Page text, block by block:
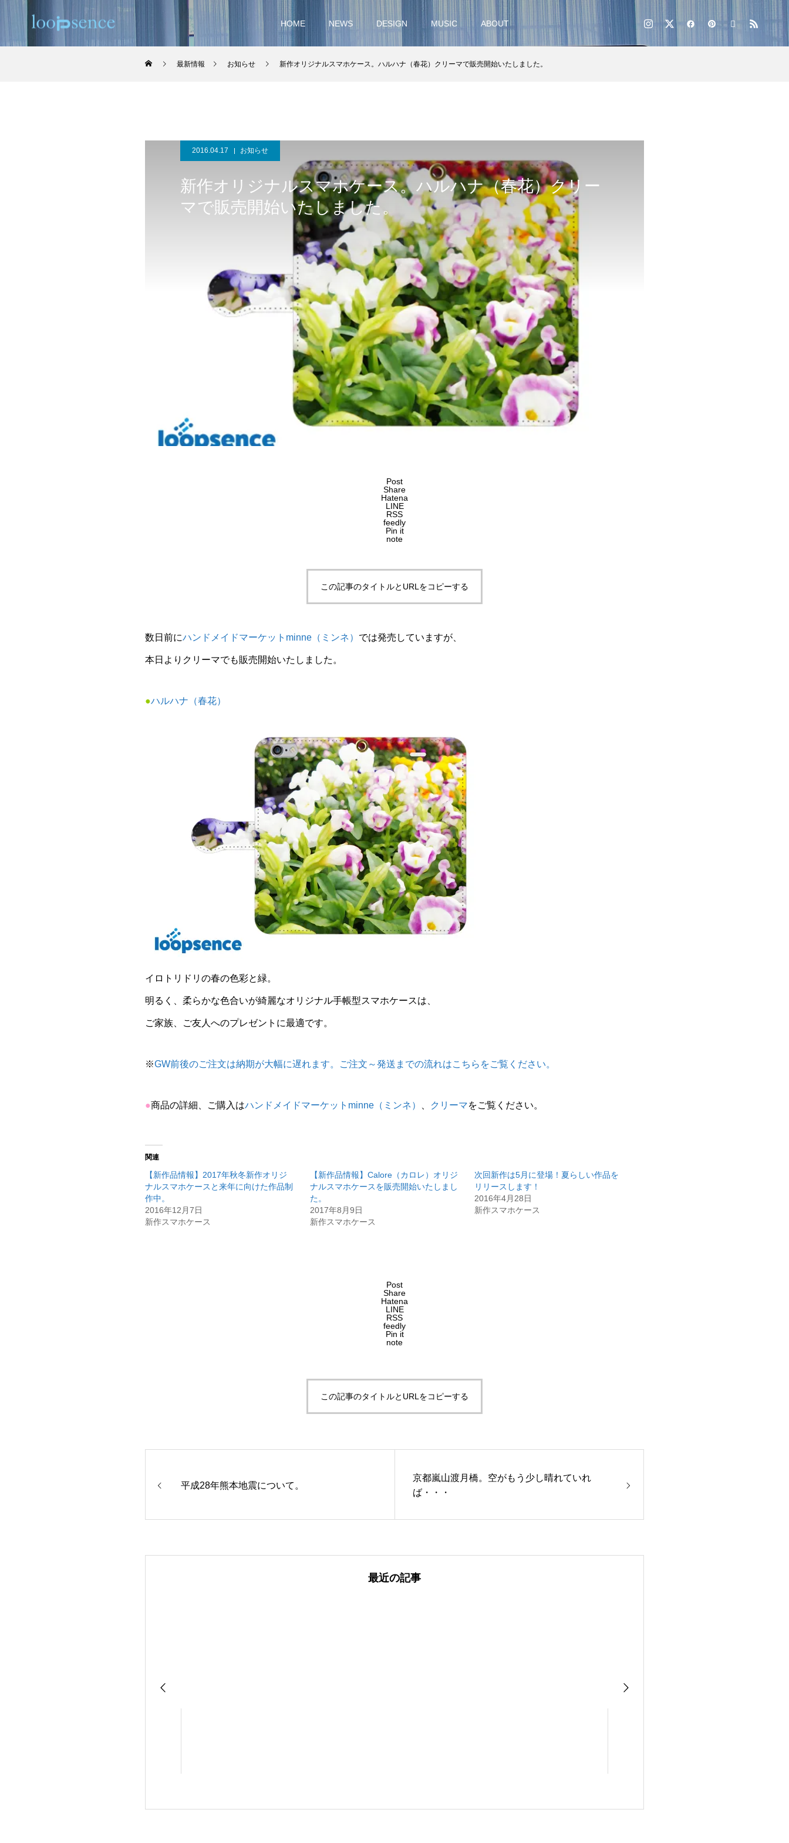
HOME NEWS DESIGN MUSIC ABOUT
最新情報 お知らせ 新作オリジナルスマホケース。ハルハナ（春花）クリーマで販売開始いたしました。
2016.04.17 お知らせ
新作オリジナルスマホケース。ハルハナ（春花）クリー
マで販売開始いたしました。
Post
Share
Hatena
LINE
RSS
feedly
Pin it
note
この記事のタイトルとURLをコピーする
数日前にハンドメイドマーケットminne（ミンネ） では発売していますが、
本日よりクリーマでも販売開始いたしました。
●ハルハナ（春花）
イロトリドリの春の色彩と緑。
明るく、柔らかな色合いが綺麗なオリジナル手帳型スマホケースは、
ご家族、ご友人へのプレゼントに最適です。
※GW前後のご注文は納期が大幅に遅れます。ご注文～発送までの流れはこちらをご覧ください。
●商品の詳細、ご購入はハンドメイドマーケットminne（ミンネ） クリーマをご覧ください。
関連
【新作品情報】2017年秋冬新作オリジ
ナルスマホケースと来年に向けた作品制
作中。
2016年12月7日
新作スマホケース
【新作品情報】Calore（カロレ）オリジ
ナルスマホケースを販売開始いたしまし
た。
2017年8月9日
新作スマホケース
次回新作は5月に登場！夏らしい作品を
リリースします！
2016年4月28日
新作スマホケース
Post
Share
Hatena
LINE
RSS
feedly
Pin it
note
この記事のタイトルとURLをコピーする
平成28年熊本地震について。
京都嵐山渡月橋。空がもう少し晴れていれ
ば・・・
最近の記事